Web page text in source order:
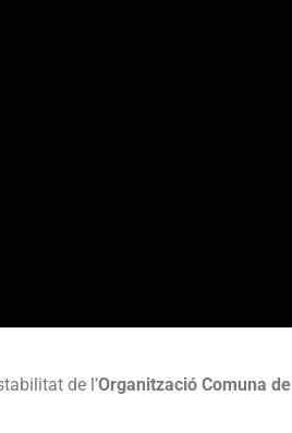
de l’Organització Comuna de